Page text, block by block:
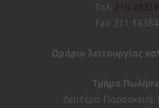
Τηλ: 210
Fax: 211
Ωράριο λειτουργίας
Τμήμα
Δευτέρα-Παρασκευή: